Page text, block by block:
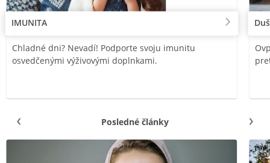
IMUNITA
Chladné dni? Nevadí! Podporte svoju imunitu
osvedčenými výživovými doplnkami.
Posledné články